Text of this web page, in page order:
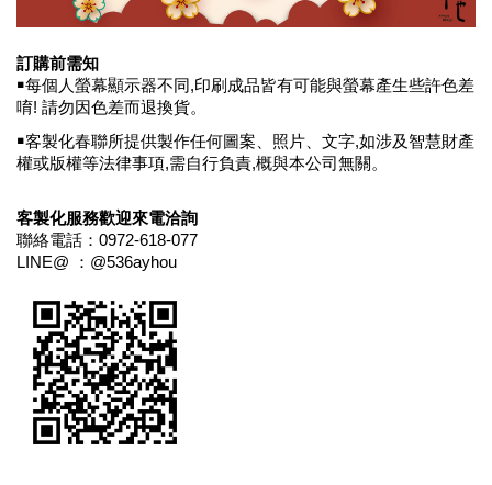
訂購前需知
￭每個人螢幕顯示器不同,印刷成品皆有可能與螢幕產生些許色差
唷! 請勿因色差而退換貨。
￭客製化春聯所提供製作任何圖案、照片、文字,如涉及智慧財產
權或版權等法律事項,需自行負責,概與本公司無關。
客製化服務歡迎來電洽詢
聯絡電話： 0972-618-077
LINE@
： @536ayhou